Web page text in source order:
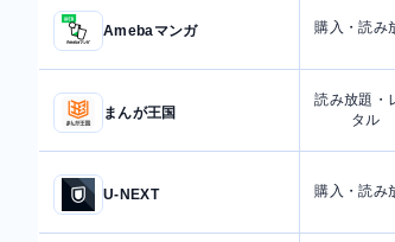
Amebaマンガ 購入・読み
まんが王国
読み放題・
タル
U-NEXT 購入・読み